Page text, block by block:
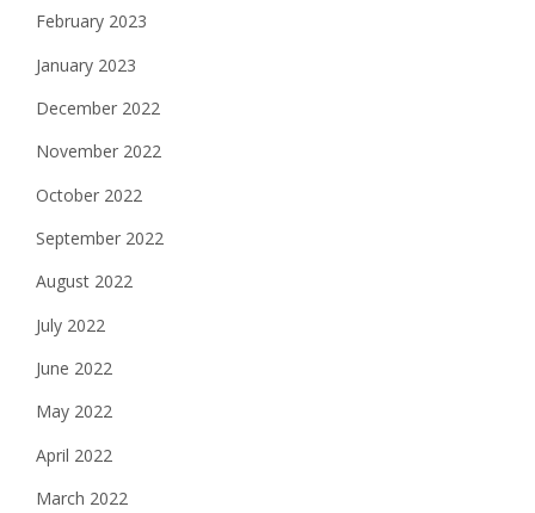
February 2023
January 2023
December 2022
November 2022
October 2022
September 2022
August 2022
July 2022
June 2022
May 2022
April 2022
March 2022